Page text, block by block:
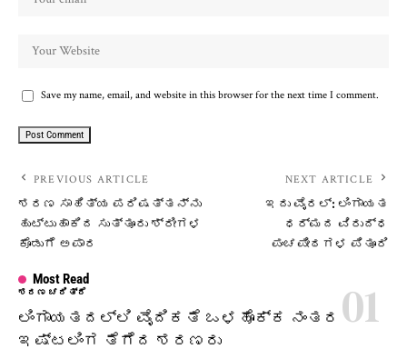
Save my name, email, and website in this browser for the next time I comment.
PREVIOUS ARTICLE
ಶರಣ ಸಾಹಿತ್ಯ ಪರಿಷತ್ತನ್ನು
ಹುಟ್ಟುಹಾಕಿದ ಸುತ್ತೂರು ಶ್ರೀಗಳ
ಕೊಡುಗೆ ಅಪಾರ
NEXT ARTICLE
ಇದು ವೈರಲ್: ಲಿಂಗಾಯತ
ಧರ್ಮದ ವಿರುದ್ಧ
ಪಂಚಪೀಠಗಳ ಪಿತೂರಿ
Most Read
ಶರಣ ಚರಿತ್ರೆ
ಲಿಂಗಾಯತದಲ್ಲಿ ವೈದಿಕತೆ ಒಳಹೊಕ್ಕ ನಂತರ
ಇಷ್ಟಲಿಂಗ ತೆಗೆದ ಶರಣರು